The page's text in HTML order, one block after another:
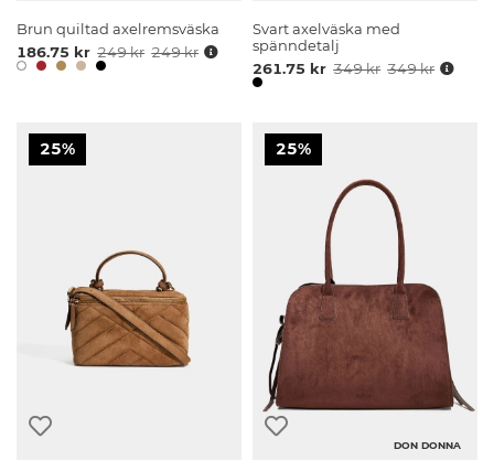
Brun quiltad axelremsväska
186.75 kr 249 kr 249 kr
Svart axelväska med
spänndetalj
261.75 kr 349 kr 349 kr
25% 25%
DON DONNA